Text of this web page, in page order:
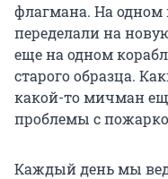
флагмана. На
переделали на
еще на одном
старого образца.
какой-то мичман
проблемы с
Каждый день мы